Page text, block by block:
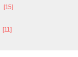
[15]
[11]